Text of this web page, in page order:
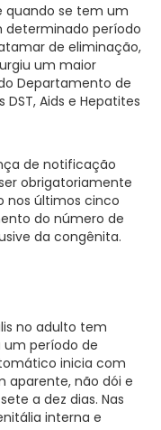
quando se tem um
determinado período
de eliminação,
um maior
Departamento de
Aids e Hepatites
de notificação
obrigatoriamente
nos últimos cinco
do número de
da congênita.
no adulto tem
período de
inicia com
aparente, não dói e
a dez dias. Nas
interna e